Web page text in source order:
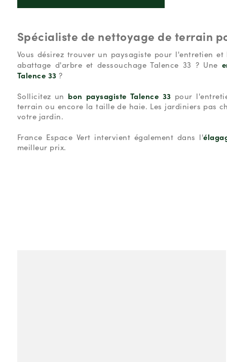
Spécialiste de nettoyage de terrain
Vous désirez trouver un paysagiste pour l'entretien
abattage d'arbre et dessouchage Talence 33 ? Une
Talence 33 ?
Sollicitez un bon paysagiste Talence 33 pour
terrain ou encore la taille de haie. Les jardiniers pas
votre jardin.
France Espace Vert intervient également dans l'
meilleur prix.